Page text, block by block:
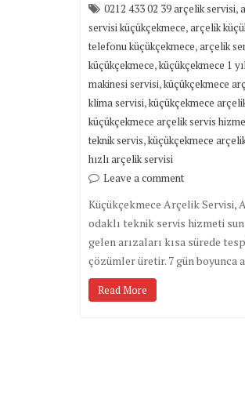
0212 433 02 39 arçelik servisi,
servisi küçükçekmece,arçelik
telefonu küçükçekmece,arçelik
küçükçekmece,küçükçekmece 1
makinesi servisi,küçükçekmece
klima servisi,küçükçekmece
küçükçekmece arçelik servis
teknik servis,küçükçekmece
hızlı arçelik servisi
Leave a comment
Küçükçekmece Arçelik Servisi,
odaklı teknik servis hizmeti
gelen arızaları kısa sürede
çözümler üretir. 7 gün boyunca
Read More